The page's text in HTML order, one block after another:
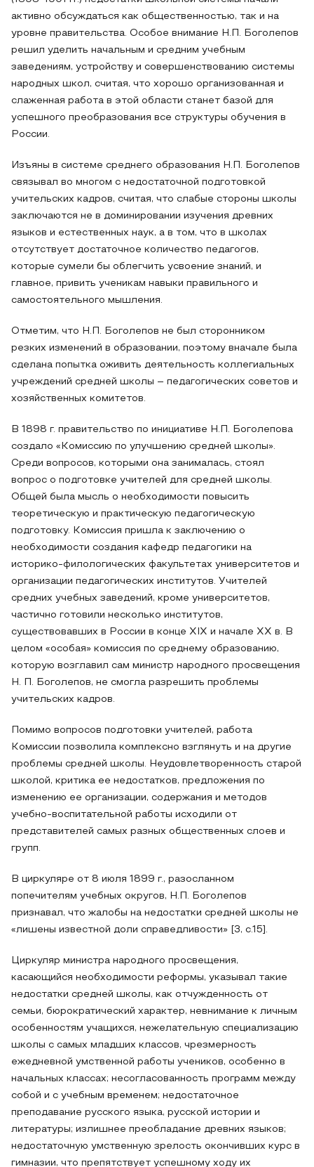
активно обсуждаться как общественностью, так и на
уровне правительства. Особое внимание Н.П. Боголепов
решил уделить начальным и средним учебным
заведениям, устройству и совершенствованию системы
народных школ, считая, что хорошо организованная и
слаженная работа в этой области станет базой для
успешного преобразования все структуры обучения в
России.
Изъяны в системе среднего образования Н.П. Боголепов
связывал во многом с недостаточной подготовкой
учительских кадров, считая, что слабые стороны школы
заключаются не в доминировании изучения древних
языков и естественных наук, а в том, что в школах
отсутствует достаточное количество педагогов,
которые сумели бы облегчить усвоение знаний, и
главное, привить ученикам навыки правильного и
самостоятельного мышления.
Отметим, что Н.П. Боголепов не был сторонником
резких изменений в образовании, поэтому вначале была
сделана попытка оживить деятельность коллегиальных
учреждений средней школы – педагогических советов и
хозяйственных комитетов.
В 1898 г. правительство по инициативе Н.П. Боголепова
создало «Комиссию по улучшению средней школы».
Среди вопросов, которыми она занималась, стоял
вопрос о подготовке учителей для средней школы.
Общей была мысль о необходимости повысить
теоретическую и практическую педагогическую
подготовку. Комиссия пришла к заключению о
необходимости создания кафедр педагогики на
историко-филологических факультетах университетов и
организации педагогических институтов. Учителей
средних учебных заведений, кроме университетов,
частично готовили несколько институтов,
существовавших в России в конце XIX и начале XX в. В
целом «особая» комиссия по среднему образованию,
которую возглавил сам министр народного просвещения
Н. П. Боголепов, не смогла разрешить проблемы
учительских кадров.
Помимо вопросов подготовки учителей, работа
Комиссии позволила комплексно взглянуть и на другие
проблемы средней школы. Неудовлетворенность старой
школой, критика ее недостатков, предложения по
изменению ее организации, содержания и методов
учебно-воспитательной работы исходили от
представителей самых разных общественных слоев и
групп.
В циркуляре от 8 июля 1899 г., разосланном
попечителям учебных округов, Н.П. Боголепов
признавал, что жалобы на недостатки средней школы не
«лишены известной доли справедливости» [3, с.15].
Циркуляр министра народного просвещения,
касающийся необходимости реформы, указывал такие
недостатки средней школы, как отчужденность от
семьи, бюрократический характер, невнимание к личным
особенностям учащихся, нежелательную специализацию
школы с самых младших классов, чрезмерность
ежедневной умственной работы учеников, особенно в
начальных классах; несогласованность программ между
собой и с учебным временем; недостаточное
преподавание русского языка, русской истории и
литературы; излишнее преобладание древних языков;
недостаточную умственную зрелость окончивших курс в
гимназии, что препятствует успешному ходу их